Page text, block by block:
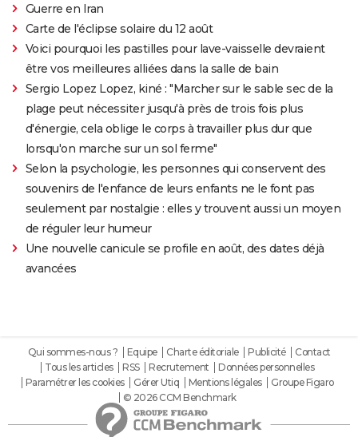
Guerre en Iran
Carte de l'éclipse solaire du 12 août
Voici pourquoi les pastilles pour lave-vaisselle devraient
être vos meilleures alliées dans la salle de bain
Sergio Lopez Lopez, kiné : "Marcher sur le sable sec de la
plage peut nécessiter jusqu'à près de trois fois plus
d'énergie, cela oblige le corps à travailler plus dur que
lorsqu'on marche sur un sol ferme"
Selon la psychologie, les personnes qui conservent des
souvenirs de l'enfance de leurs enfants ne le font pas
seulement par nostalgie : elles y trouvent aussi un moyen
de réguler leur humeur
Une nouvelle canicule se profile en août, des dates déjà
avancées
Qui sommes-nous ? Equipe Charte éditoriale Publicité
Contact
Tous les articles
RSS Recrutement
Données personnelles
Paramétrer les cookies
Gérer Utiq Mentions légales
Groupe Figaro
© 2026 CCM Benchmark